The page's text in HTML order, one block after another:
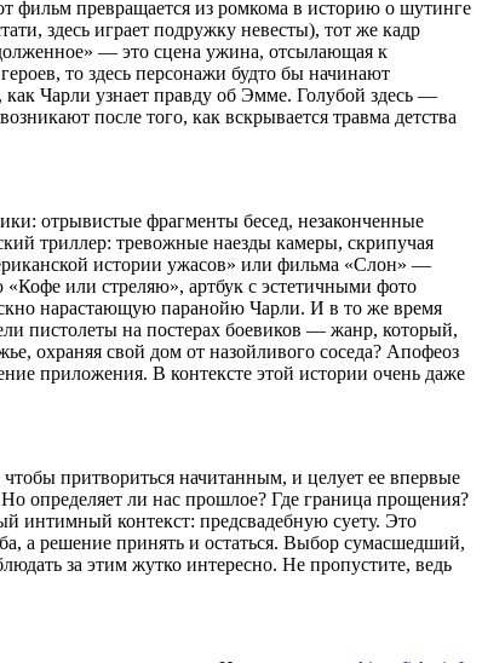
фильм превращается из ромкома в историю о шутинге
здесь играет подружку невесты), тот же кадр
— это сцена ужина, отсылающая к
то здесь персонажи будто бы начинают
Чарли узнает правду об Эмме. Голубой здесь —
после того, как вскрывается травма детства
отрывистые фрагменты бесед, незаконченные
триллер: тревожные наезды камеры, скрипучая
истории ужасов» или фильма «Слон» —
или стреляю», артбук с эстетичными фото
нарастающую паранойю Чарли. И в то же время
пистолеты на постерах боевиков — жанр, который,
охраняя свой дом от назойливого соседа? Апофеоз
приложения. В контексте этой истории очень даже
притвориться начитанным, и целует ее впервые
определяет ли нас прошлое? Где граница прощения?
интимный контекст: предсвадебную суету. Это
а решение принять и остаться. Выбор сумасшедший,
за этим жутко интересно. Не пропустите, ведь